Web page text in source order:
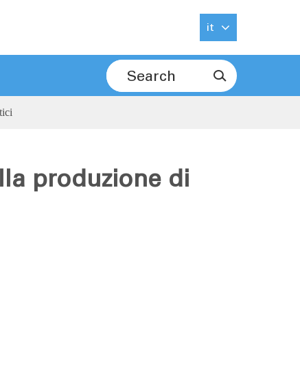
it

produzione di